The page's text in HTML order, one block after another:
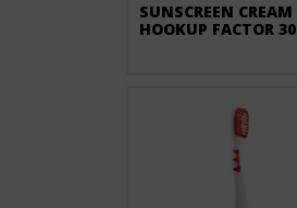
SUNSCREEN CREAM
HOOKUP FACTOR 30